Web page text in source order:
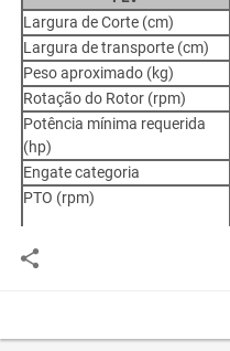
Largura de Corte (cm)
Largura de transporte (cm)
Peso aproximado (kg)
Rotação do Rotor (rpm)
Potência mínima requerida
(hp)
Engate categoria
PTO (rpm)
Número de Martelos
Deslocamento Lateral (cm)